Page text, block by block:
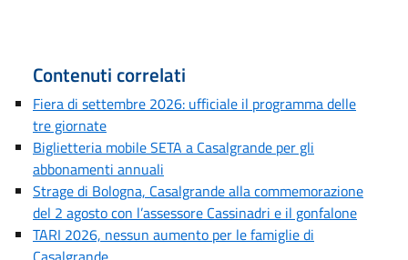
Contenuti correlati
Fiera di settembre 2026: ufficiale il programma delle
tre giornate
Biglietteria mobile SETA a Casalgrande per gli
abbonamenti annuali
Strage di Bologna, Casalgrande alla commemorazione
del 2 agosto con l’assessore Cassinadri e il gonfalone
TARI 2026, nessun aumento per le famiglie di